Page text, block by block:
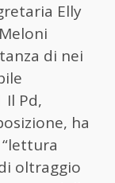
Elly
di nei
Il Pd,
ha
oltraggio